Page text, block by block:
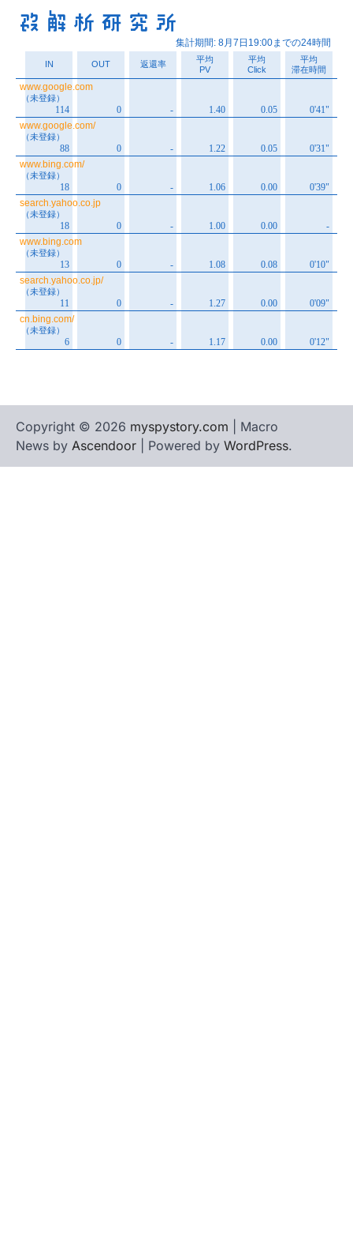
Copyright © 2026 myspystory.com | Macro
News by Ascendoor | Powered by WordPress.